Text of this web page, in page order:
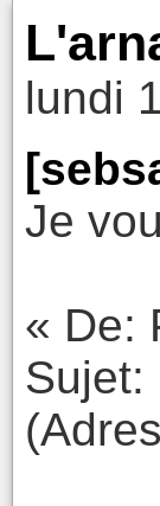
lundi
Je
« De:
Sujet: